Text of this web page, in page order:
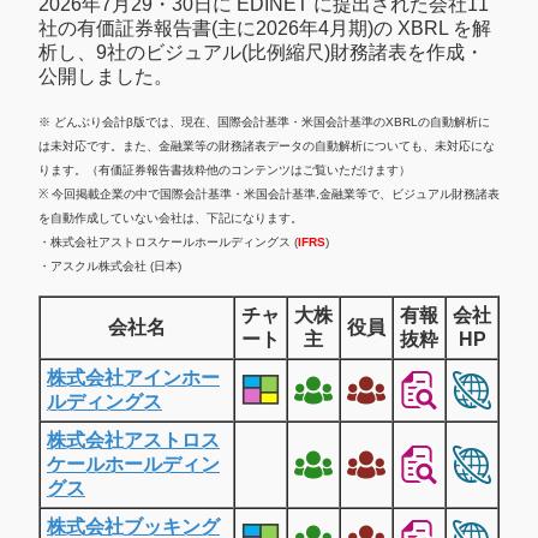
2026年7月29・30日に EDINET に提出された会社11
社の有価証券報告書(主に2026年4月期)の XBRL を解
析し、9社のビジュアル(比例縮尺)財務諸表を作成・
公開しました。
※ どんぶり会計β版では、現在、国際会計基準・米国会計基準のXBRLの自動解析に
は未対応です。また、金融業等の財務諸表データの自動解析についても、未対応にな
ります。（有価証券報告書抜粋他のコンテンツはご覧いただけます）
※ 今回掲載企業の中で国際会計基準・米国会計基準,金融業等で、ビジュアル財務諸表
を自動作成していない会社は、下記になります。
・株式会社アストロスケールホールディングス (IFRS)
・アスクル株式会社 (日本)
会社名
チャ
ート
大株
主
役員
有報
抜粋
会社
HP
株式会社アインホー
ルディングス
株式会社アストロス
ケールホールディン
グス
株式会社ブッキング